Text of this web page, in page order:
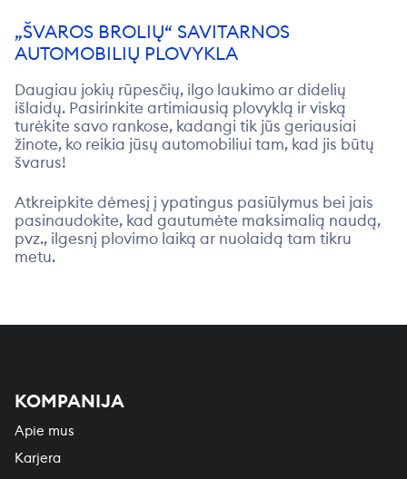
„ŠVAROS BROLIŲ“ SAVITARNOS
AUTOMOBILIŲ PLOVYKLA
Daugiau jokių rūpesčių, ilgo laukimo ar didelių
išlaidų. Pasirinkite artimiausią plovyklą ir viską
turėkite savo rankose, kadangi tik jūs geriausiai
žinote, ko reikia jūsų automobiliui tam, kad jis būtų
švarus!
Atkreipkite dėmesį į ypatingus pasiūlymus bei jais
pasinaudokite, kad gautumėte maksimalią naudą,
pvz., ilgesnį plovimo laiką ar nuolaidą tam tikru
metu.
KOMPANIJA
Apie mus
Karjera